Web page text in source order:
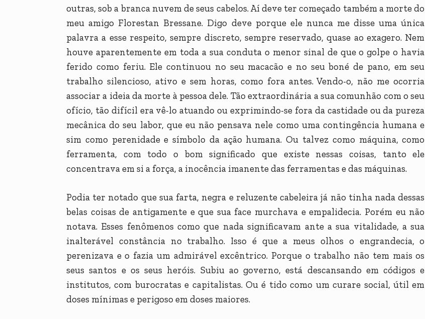
outras, sob a branca nuvem de seus cabelos. Aí deve ter começado também a morte do
meu amigo Florestan Bressane. Digo deve porque ele nunca me disse uma única
palavra a esse respeito, sempre discreto, sempre reservado, quase ao exagero. Nem
houve aparentemente em toda a sua conduta o menor sinal de que o golpe o havia
ferido como feriu. Ele continuou no seu macacão e no seu boné de pano, em seu
trabalho silencioso, ativo e sem horas, como fora antes. Vendo-o, não me ocorria
associar a ideia da morte à pessoa dele. Tão extraordinária a sua comunhão com o seu
ofício, tão difícil era vê-lo atuando ou exprimindo-se fora da castidade ou da pureza
mecânica do seu labor, que eu não pensava nele como uma contingência humana e
sim como perenidade e símbolo da ação humana. Ou talvez como máquina, como
ferramenta, com todo o bom significado que existe nessas coisas, tanto ele
concentrava em si a força, a inocência imanente das ferramentas e das máquinas.
Podia ter notado que sua farta, negra e reluzente cabeleira já não tinha nada dessas
belas coisas de antigamente e que sua face murchava e empalidecia. Porém eu não
notava. Esses fenômenos como que nada significavam ante a sua vitalidade, a sua
inalterável constância no trabalho. Isso é que a meus olhos o engrandecia, o
perenizava e o fazia um admirável excêntrico. Porque o trabalho não tem mais os
seus santos e os seus heróis. Subiu ao governo, está descansando em códigos e
institutos, com burocratas e capitalistas. Ou é tido como um curare social, útil em
doses mínimas e perigoso em doses maiores.